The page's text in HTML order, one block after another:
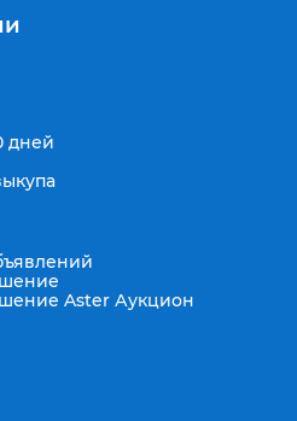
дней
Aster Аукцион